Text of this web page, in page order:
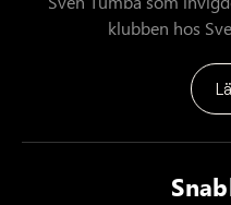
klubben hos